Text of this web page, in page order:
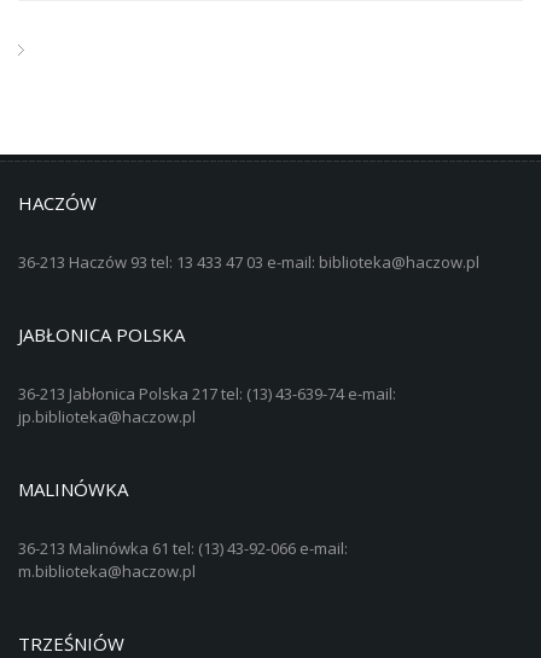
HACZÓW
36-213 Haczów 93 tel: 13 433 47 03 e-mail: biblioteka@haczow.pl
JABŁONICA POLSKA
36-213 Jabłonica Polska 217 tel: (13) 43-639-74 e-mail:
jp.biblioteka@haczow.pl
MALINÓWKA
36-213 Malinówka 61 tel: (13) 43-92-066 e-mail:
m.biblioteka@haczow.pl
TRZEŚNIÓW